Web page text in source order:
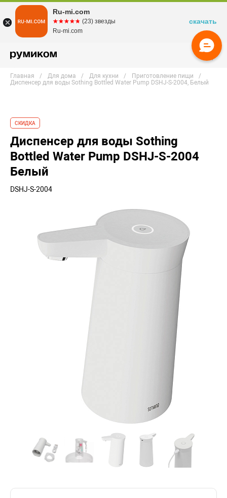
Главная Для дома Для кухни
Приготовление пищи
Диспенсер для воды Sothing Bottled Water Pump DSHJ-S-2004, Белый
СКИДКА
Диспенсер для воды Sothing
Bottled Water Pump DSHJ-S-2004
Белый
DSHJ-S-2004
Ru-mi.com
☆☆☆☆☆
★★★★★ (23) звезды
Ru-mi.com
скачать